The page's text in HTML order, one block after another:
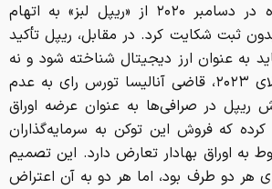
بهادار ایالات متحده در دسامبر ۲۰۲۰ از «ریپل لبز» به اتهام
ثبت شکایت کرد. در مقابل، ریپل تأکید
به عنوان ارز دیجیتال شناخته شود و نه
اوراق بهادار. در جولای ۲۰۲۳، قاضی آنالیسا تورس رای به عدم
ریپل در صرافی‌ها به عنوان عرضه اوراق
کرده که فروش این توکن به سرمایه‌گذاران
به اوراق بهادار تعارض دارد. این تصمیم
هر دو طرف بود، اما هر دو به آن اعتراض